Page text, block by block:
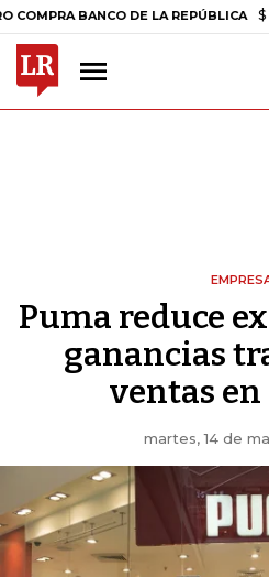
BANCO DE LA REPÚBLICA $
Puma reduce
ganancias
ventas
martes, 14 de